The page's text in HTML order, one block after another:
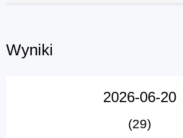
Wyniki
2026-06-20
(29)